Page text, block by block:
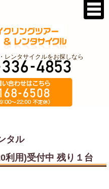
レンタサイクルをお探しなら
タル
利用)受付中 残り１台